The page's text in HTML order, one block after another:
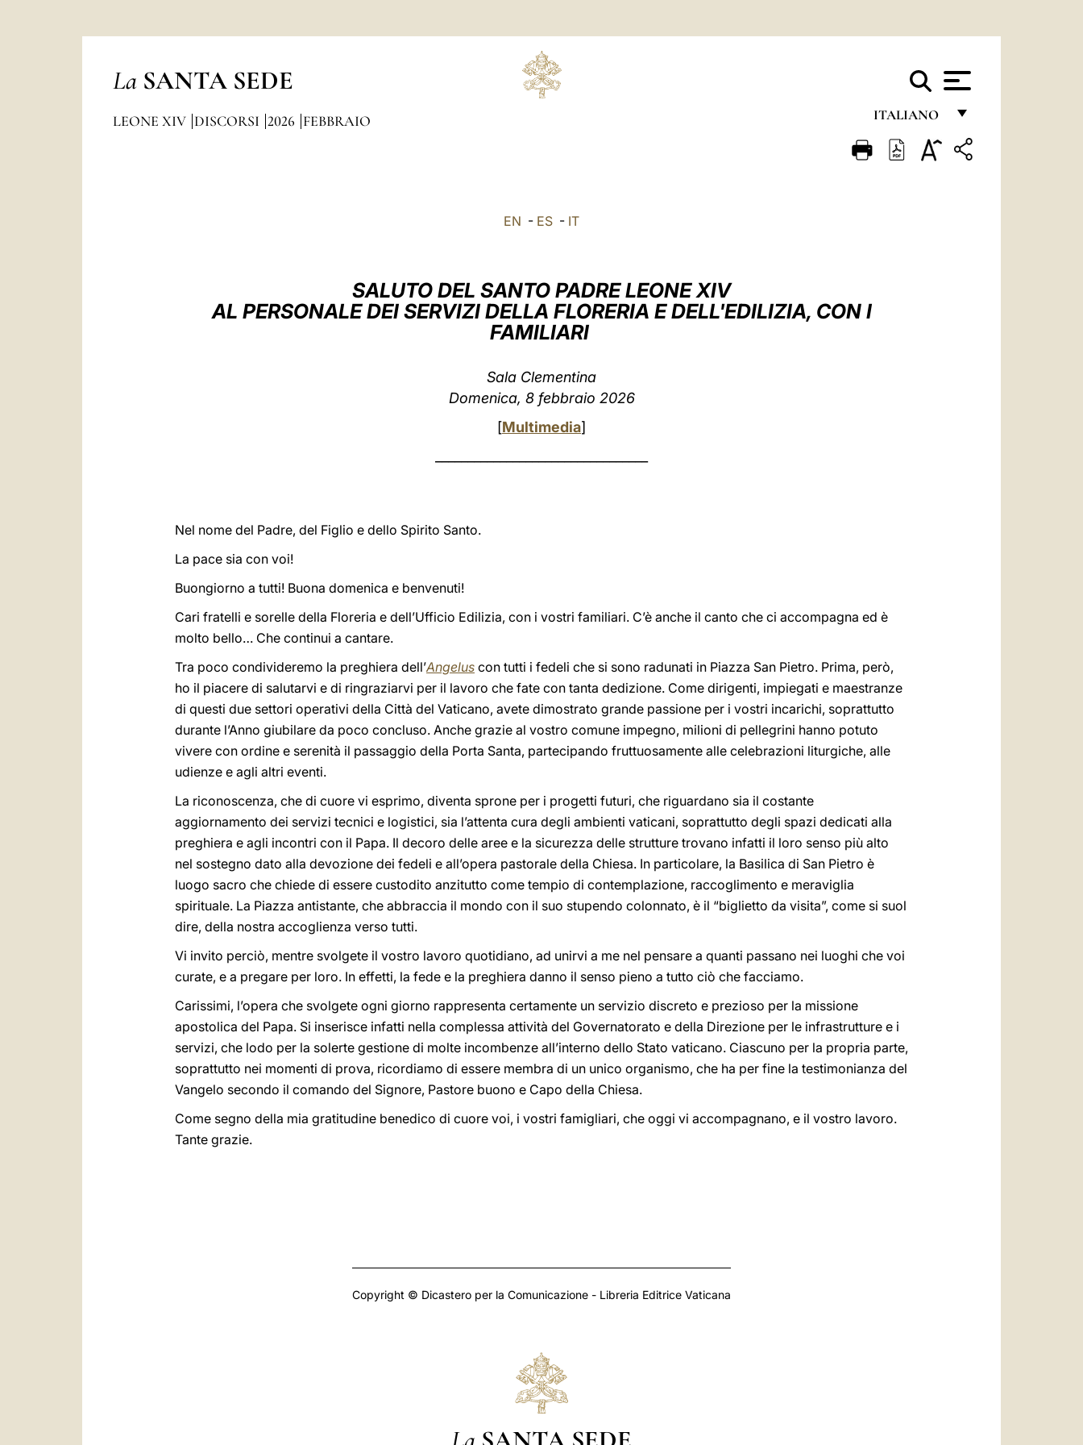
La SANTA SEDE
ITALIANO
FRANÇAIS
DEUTSCH
LEONE XIV DISCORSI 2026 FEBBRAIO
EN - ES - IT
SALUTO DEL SANTO PADRE LEONE XIV
AL PERSONALE DEI SERVIZI DELLA FLORERIA E DELL'EDILIZIA, CON I
FAMILIARI
Sala Clementina
Domenica, 8 febbraio 2026
[Multimedia]
Nel nome del Padre, del Figlio e dello Spirito Santo.
La pace sia con voi!
Buongiorno a tutti! Buona domenica e benvenuti!
Cari fratelli e sorelle della Floreria e dell’Ufficio Edilizia, con i vostri familiari. C’è anche il canto che ci accompagna ed è
molto bello… Che continui a cantare.
Tra poco condivideremo la preghiera dell’Angelus con tutti i fedeli che si sono radunati in Piazza San Pietro. Prima, però,
ho il piacere di salutarvi e di ringraziarvi per il lavoro che fate con tanta dedizione. Come dirigenti, impiegati e maestranze
di questi due settori operativi della Città del Vaticano, avete dimostrato grande passione per i vostri incarichi, soprattutto
durante l’Anno giubilare da poco concluso. Anche grazie al vostro comune impegno, milioni di pellegrini hanno potuto
vivere con ordine e serenità il passaggio della Porta Santa, partecipando fruttuosamente alle celebrazioni liturgiche, alle
udienze e agli altri eventi.
La riconoscenza, che di cuore vi esprimo, diventa sprone per i progetti futuri, che riguardano sia il costante
aggiornamento dei servizi tecnici e logistici, sia l’attenta cura degli ambienti vaticani, soprattutto degli spazi dedicati alla
preghiera e agli incontri con il Papa. Il decoro delle aree e la sicurezza delle strutture trovano infatti il loro senso più alto
nel sostegno dato alla devozione dei fedeli e all’opera pastorale della Chiesa. In particolare, la Basilica di San Pietro è
luogo sacro che chiede di essere custodito anzitutto come tempio di contemplazione, raccoglimento e meraviglia
spirituale. La Piazza antistante, che abbraccia il mondo con il suo stupendo colonnato, è il “biglietto da visita”, come si suol
dire, della nostra accoglienza verso tutti.
Vi invito perciò, mentre svolgete il vostro lavoro quotidiano, ad unirvi a me nel pensare a quanti passano nei luoghi che voi
curate, e a pregare per loro. In effetti, la fede e la preghiera danno il senso pieno a tutto ciò che facciamo.
Carissimi, l’opera che svolgete ogni giorno rappresenta certamente un servizio discreto e prezioso per la missione
apostolica del Papa. Si inserisce infatti nella complessa attività del Governatorato e della Direzione per le infrastrutture e i
servizi, che lodo per la solerte gestione di molte incombenze all’interno dello Stato vaticano. Ciascuno per la propria parte,
soprattutto nei momenti di prova, ricordiamo di essere membra di un unico organismo, che ha per fine la testimonianza del
Vangelo secondo il comando del Signore, Pastore buono e Capo della Chiesa.
Come segno della mia gratitudine benedico di cuore voi, i vostri famigliari, che oggi vi accompagnano, e il vostro lavoro.
Tante grazie.
Copyright © Dicastero per la Comunicazione - Libreria Editrice Vaticana
La